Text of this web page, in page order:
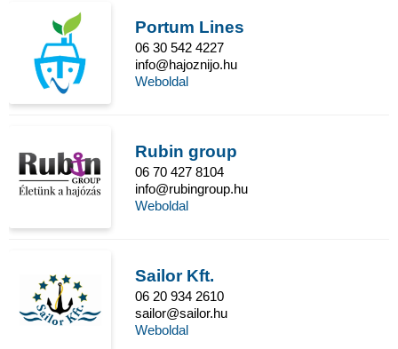
Portum Lines
06 30 542 4227
info@hajoznijo.hu
Weboldal
Rubin group
06 70 427 8104
info@rubingroup.hu
Weboldal
Sailor Kft.
06 20 934 2610
sailor@sailor.hu
Weboldal